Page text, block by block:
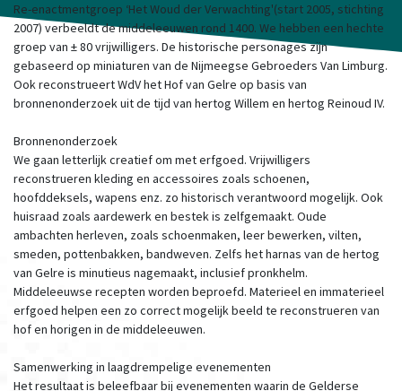
Re-enactmentgroep ‘Het Woud der Verwachting'(start 2005, stichting
2007) verbeeldt de middeleeuwen rond 1400. We hebben een hechte
groep van ± 80 vrijwilligers. De historische personages zijn
gebaseerd op miniaturen van de Nijmeegse Gebroeders Van Limburg.
Ook reconstrueert WdV het Hof van Gelre op basis van
bronnenonderzoek uit de tijd van hertog Willem en hertog Reinoud IV.
Bronnenonderzoek
We gaan letterlijk creatief om met erfgoed. Vrijwilligers
reconstrueren kleding en accessoires zoals schoenen,
hoofddeksels, wapens enz. zo historisch verantwoord mogelijk. Ook
huisraad zoals aardewerk en bestek is zelfgemaakt. Oude
ambachten herleven, zoals schoenmaken, leer bewerken, vilten,
smeden, pottenbakken, bandweven. Zelfs het harnas van de hertog
van Gelre is minutieus nagemaakt, inclusief pronkhelm.
Middeleeuwse recepten worden beproefd. Materieel en immaterieel
erfgoed helpen een zo correct mogelijk beeld te reconstrueren van
hof en horigen in de middeleeuwen.
Samenwerking in laagdrempelige evenementen
Het resultaat is beleefbaar bij evenementen waarin de Gelderse